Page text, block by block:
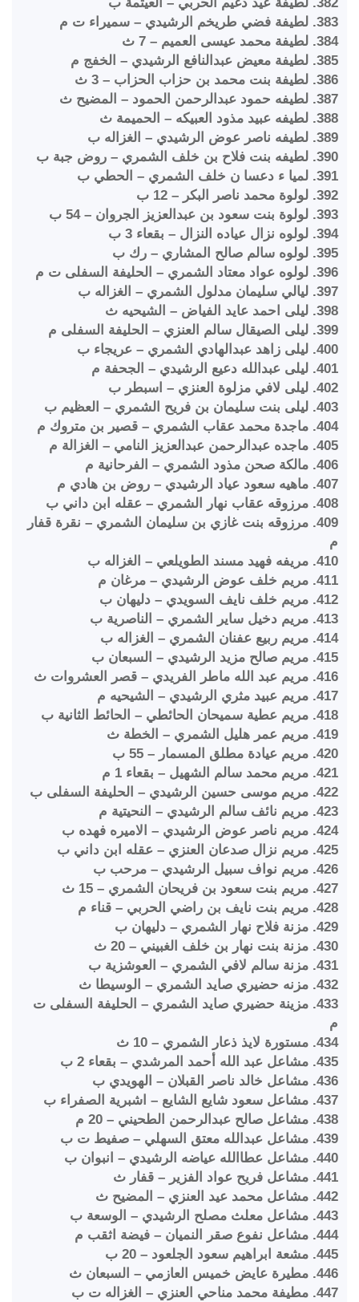
383. لطيفة فضي طريخم الرشيدي – سميراء ت م
384. لطيفة محمد عيسى العميم – 7 ث
385. لطيفة معيض عبدالنافع الرشيدي – الخفج م
386. لطيفة بنت محمد بن حزاب الحزاب – 3 ث
387. لطيفه حمود عبدالرحمن الحمود – المضيح ث
388. لطيفه عبيد مذود العبيكه – الحميمة ث
389. لطيفه ناصر عوض الرشيدي – الغزاله ب
390. لطيفه بنت فلاح بن خلف الشمري – روض جبة ب
391. لميا ء دعسا ن خلف الشمري – الحطي ب
392. لولوة محمد ناصر البكر – 12 ب
393. لولوة بنت سعود بن عبدالعزيز الجروان – 54 ب
394. لولوه نزال عياده النزال – بقعاء 3 ب
395. لولوه سالم صالح المشاري – رك ب
396. لولوه عواد معتاد الشمري – الحليفة السفلى ت م
397. ليالي سليمان مدلول الشمري – الغزاله ب
398. ليلى احمد عايد الفياض – الشيحيه ث
399. ليلى الصيقال سالم العنزي – الحليفة السفلى م
400. ليلى زاهد عبدالهادي الشمري – عريجاء ب
401. ليلى عبدالله دعيع الرشيدي – الجحفة م
402. ليلى لافي مزلوة العنزي – اسبطر ب
403. ليلى بنت سليمان بن فريح الشمري – العظيم ب
404. ماجدة محمد عقاب الشمري – قصير بن متروك م
405. ماجده عبدالرحمن عبدالعزيز النامي – الغزالة م
406. مالكة صحن مذود الشمري – الفرحانية م
407. ماهيه سعود عياد الرشيدي – روض بن هادي م
408. مرزوقه عقاب نهار الشمري – عقله ابن داني ب
409. مرزوقه بنت غازي بن سليمان الشمري – نقرة قفار
م
410. مريفه فهيد مسند الطويلعي – الغزاله ب
411. مريم خلف عوض الرشيدي – مرغان م
412. مريم خلف نايف السويدي – دليهان ب
413. مريم دخيل ساير الشمري – الناصرية ب
414. مريم ربيع عفنان الشمري – الغزاله ب
415. مريم صالح مزيد الرشيدي – السبعان ب
416. مريم عبد الله ماطر الفريدي – قصر العشروات ث
417. مريم عبيد مثري الرشيدي – الشيحيه م
418. مريم عطية سميحان الحائطي – الحائط الثانية ب
419. مريم عمر هليل الشمري – الخطة ث
420. مريم عيادة مطلق المسمار – 55 ب
421. مريم محمد سالم الشهيل – بقعاء 1 م
422. مريم موسى حسين الرشيدي – الحليفة السفلى ب
423. مريم نائف سالم الرشيدي – النحيتية م
424. مريم ناصر عوض الرشيدي – الاميره فهده ب
425. مريم نزال صدعان العنزي – عقله ابن داني ب
426. مريم نواف سبيل الرشيدي – مرحب ب
427. مريم بنت سعود بن فريحان الشمري – 15 ث
428. مريم بنت نايف بن راضي الحربي – قناء م
429. مزنة فلاح نهار الشمري – دليهان ب
430. مزنة بنت نهار بن خلف الغبيني – 20 ث
431. مزنة سالم لافي الشمري – العوشزية ب
432. مزنه حضيري صايد الشمري – الوسيطا ث
433. مزينة حضيري صايد الشمري – الحليفة السفلى ت
م
434. مستورة لايذ ذعار الشمري – 10 ث
435. مشاعل عبد الله أحمد المرشدي – بقعاء 2 ب
436. مشاعل خالد ناصر القبلان – الهويدي ب
437. مشاعل سعود شايع الشايع – اشبرية الصفراء ب
438. مشاعل صالح عبدالرحمن الطحيني – 20 م
439. مشاعل عبدالله معتق السهلي – صفيط ت ب
440. مشاعل عطاالله عياضه الرشيدي – انبوان ب
441. مشاعل فريح عواد الفزير – قفار ث
442. مشاعل محمد عيد العنزي – المضيح ث
443. مشاعل معلث مصلح الرشيدي – الوسعة ب
444. مشاعل نفوع صقر النميان – فيضة اثقب م
445. مشعة ابراهيم سعود الجلعود – 20 ب
446. مطيرة عايض خميس العازمي – السبعان ث
447. مطيفة محمد مناحي العنزي – الغزاله ت ب